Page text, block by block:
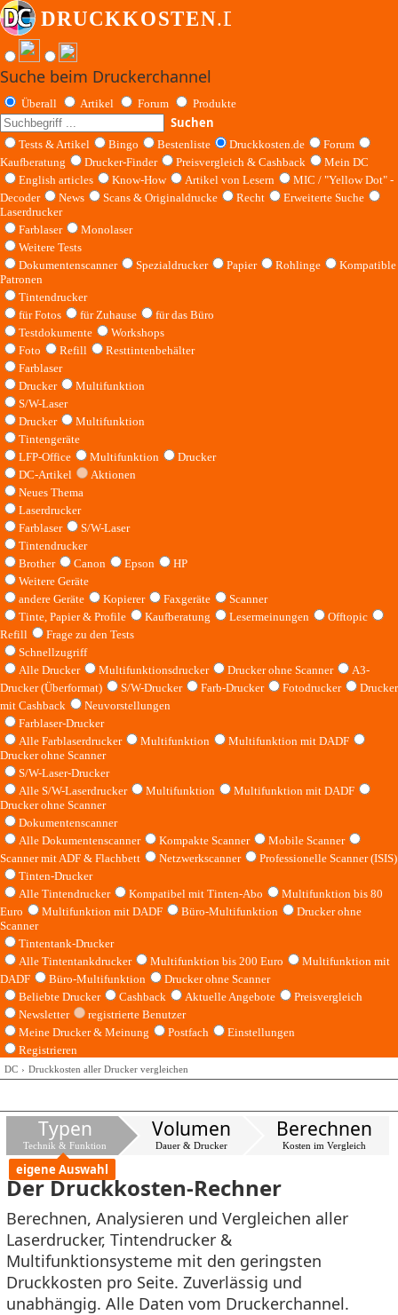
Suche beim Druckerchannel
Überall Artikel Forum Produkte
Suchen
Tests & Artikel Bingo Bestenliste Druckkosten.de
Forum
Kaufberatung
Drucker-Finder Preisvergleich & Cashback
Mein DC
English articles
Know-How Artikel von Lesern
MIC / "Yellow Dot" -
Decoder
News Scans & Originaldrucke Recht
Erweiterte Suche
Laserdrucker
Farblaser
Monolaser
Weitere Tests
Dokumentenscanner
Spezialdrucker Papier Rohlinge
Kompatible
Patronen
Tintendrucker
für Fotos
für Zuhause
für das Büro
Testdokumente
Workshops
Foto
Refill
Resttintenbehälter
Farblaser
Drucker
Multifunktion
S/W-Laser
Drucker
Multifunktion
Tintengeräte
LFP-Office
Multifunktion
Drucker
DC-Artikel
Aktionen
Neues Thema
Laserdrucker
Farblaser
S/W-Laser
Tintendrucker
Brother
Canon Epson
HP
Weitere Geräte
andere Geräte
Kopierer Faxgeräte
Scanner
Tinte, Papier & Profile
Kaufberatung Lesermeinungen
Offtopic
Refill
Frage zu den Tests
Schnellzugriff
Alle Drucker
Multifunktionsdrucker Drucker ohne Scanner
A3-
Drucker (Überformat)
S/W-Drucker Farb-Drucker Fotodrucker
Drucker
mit Cashback
Neuvorstellungen
Farblaser-Drucker
Alle Farblaserdrucker
Multifunktion
Multifunktion mit DADF
Drucker ohne Scanner
S/W-Laser-Drucker
Alle S/W-Laserdrucker
Multifunktion
Multifunktion mit DADF
Drucker ohne Scanner
Dokumentenscanner
Alle Dokumentenscanner
Kompakte Scanner
Mobile Scanner
Scanner mit ADF & Flachbett
Netzwerkscanner
Professionelle Scanner (ISIS)
Tinten-Drucker
Alle Tintendrucker
Kompatibel mit Tinten-Abo
Multifunktion bis 80
Euro
Multifunktion mit DADF Büro-Multifunktion
Drucker ohne
Scanner
Tintentank-Drucker
Alle Tintentankdrucker
Multifunktion bis 200 Euro
Multifunktion mit
DADF
Büro-Multifunktion
Drucker ohne Scanner
Beliebte Drucker
Cashback Aktuelle Angebote
Preisvergleich
Newsletter
registrierte Benutzer
Meine Drucker & Meinung
Postfach
Einstellungen
Registrieren
DC Druckkosten aller Drucker vergleichen
Typen
Technik & Funktion
eigene Auswahl
Volumen
Dauer & Drucker
Berechnen
Kosten im Vergleich
Der Druckkosten-Rechner
Berechnen, Analysieren und Vergleichen aller
Laserdrucker, Tintendrucker &
Multifunktionsysteme mit den geringsten
Druckkosten pro Seite. Zuverlässig und
unabhängig. Alle Daten vom Druckerchannel.